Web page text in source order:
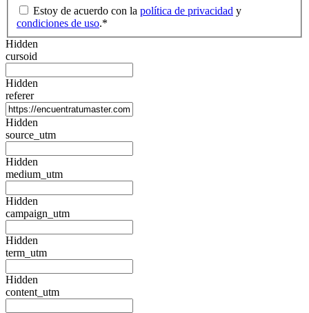
Estoy de acuerdo con la política de privacidad y
condiciones de uso.*
Hidden
cursoid
Hidden
referer
Hidden
source_utm
Hidden
medium_utm
Hidden
campaign_utm
Hidden
term_utm
Hidden
content_utm